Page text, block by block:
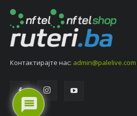
Контактирајтe нас: admin@palelive.com